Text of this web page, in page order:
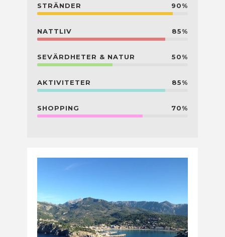
STRÄNDER 90%
NATTLIV 85%
SEVÄRDHETER & NATUR 50%
AKTIVITETER 85%
SHOPPING 70%